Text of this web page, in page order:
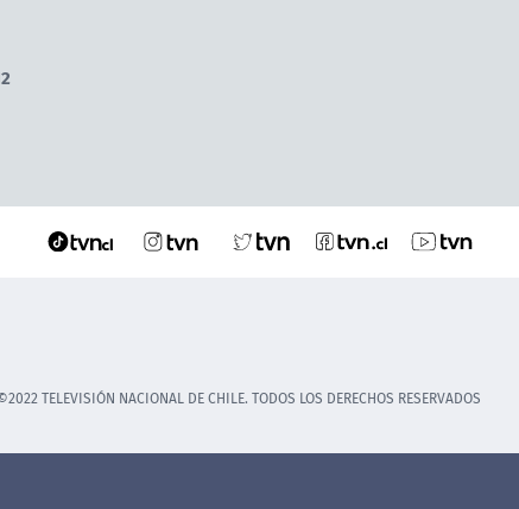
TELEVISIÓN NACIONAL DE CHILE. TODOS LOS DERECHOS RESERVADOS